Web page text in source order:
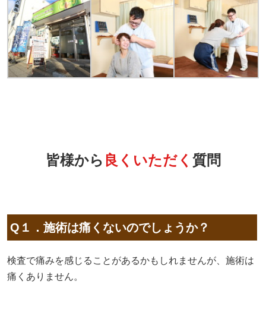
皆様から 良くいただく 質問
Q１．施術は痛くないのでしょうか？
検査で痛みを感じることがあるかもしれませんが、施術は
痛くありません。